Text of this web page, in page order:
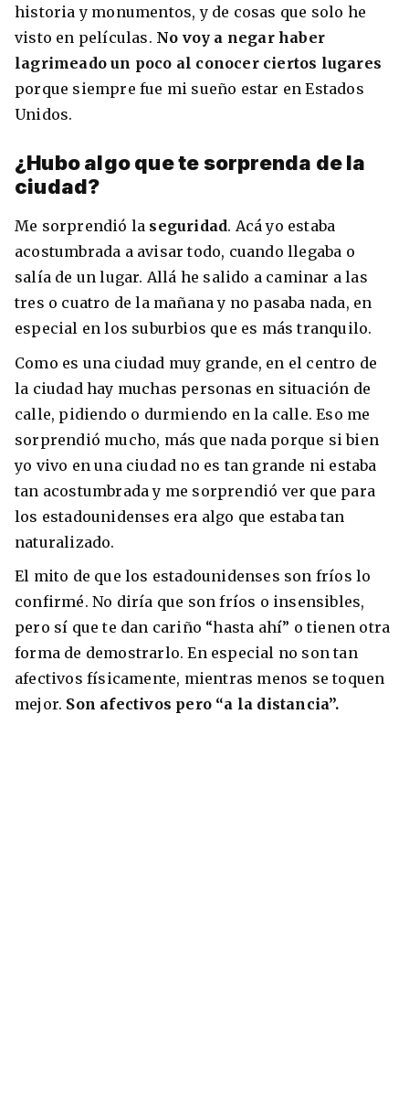
historia y monumentos, y de cosas que solo he
visto en películas. No voy a negar haber
lagrimeado un poco al conocer ciertos lugares
porque siempre fue mi sueño estar en Estados
Unidos.
¿Hubo algo que te sorprenda de la
ciudad?
Me sorprendió la seguridad. Acá yo estaba
acostumbrada a avisar todo, cuando llegaba o
salía de un lugar. Allá he salido a caminar a las
tres o cuatro de la mañana y no pasaba nada, en
especial en los suburbios que es más tranquilo.
Como es una ciudad muy grande, en el centro de
la ciudad hay muchas personas en situación de
calle, pidiendo o durmiendo en la calle. Eso me
sorprendió mucho, más que nada porque si bien
yo vivo en una ciudad no es tan grande ni estaba
tan acostumbrada y me sorprendió ver que para
los estadounidenses era algo que estaba tan
naturalizado.
El mito de que los estadounidenses son fríos lo
confirmé. No diría que son fríos o insensibles,
pero sí que te dan cariño “hasta ahí” o tienen otra
forma de demostrarlo. En especial no son tan
afectivos físicamente, mientras menos se toquen
mejor. Son afectivos pero “a la distancia”.